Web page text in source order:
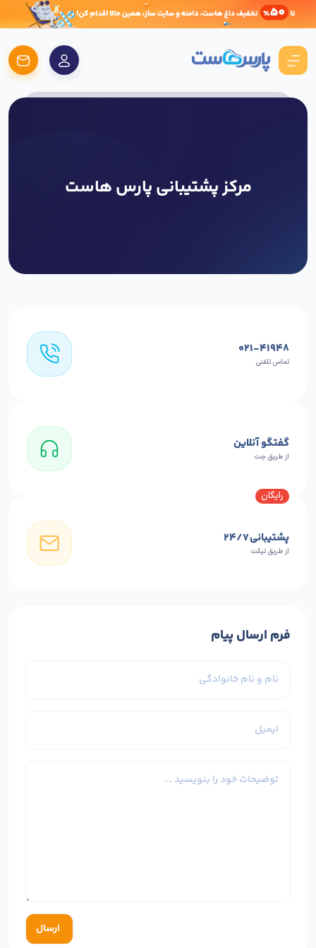
مرکز پشتیبانی پارس هاست
۰۲۱-۴۱۹۴۸
تماس تلفنی
گفتگو آنلاین
از طریق چت
پشتیبانی ٢۴/٧
از طریق تیکت
فرم ارسال پیام